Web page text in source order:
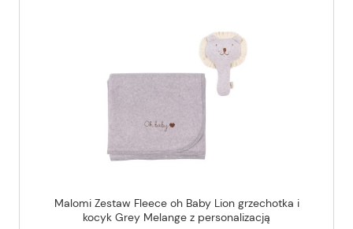
Malomi Zestaw Fleece oh Baby Lion grzechotka i
kocyk Grey Melange z personalizacją